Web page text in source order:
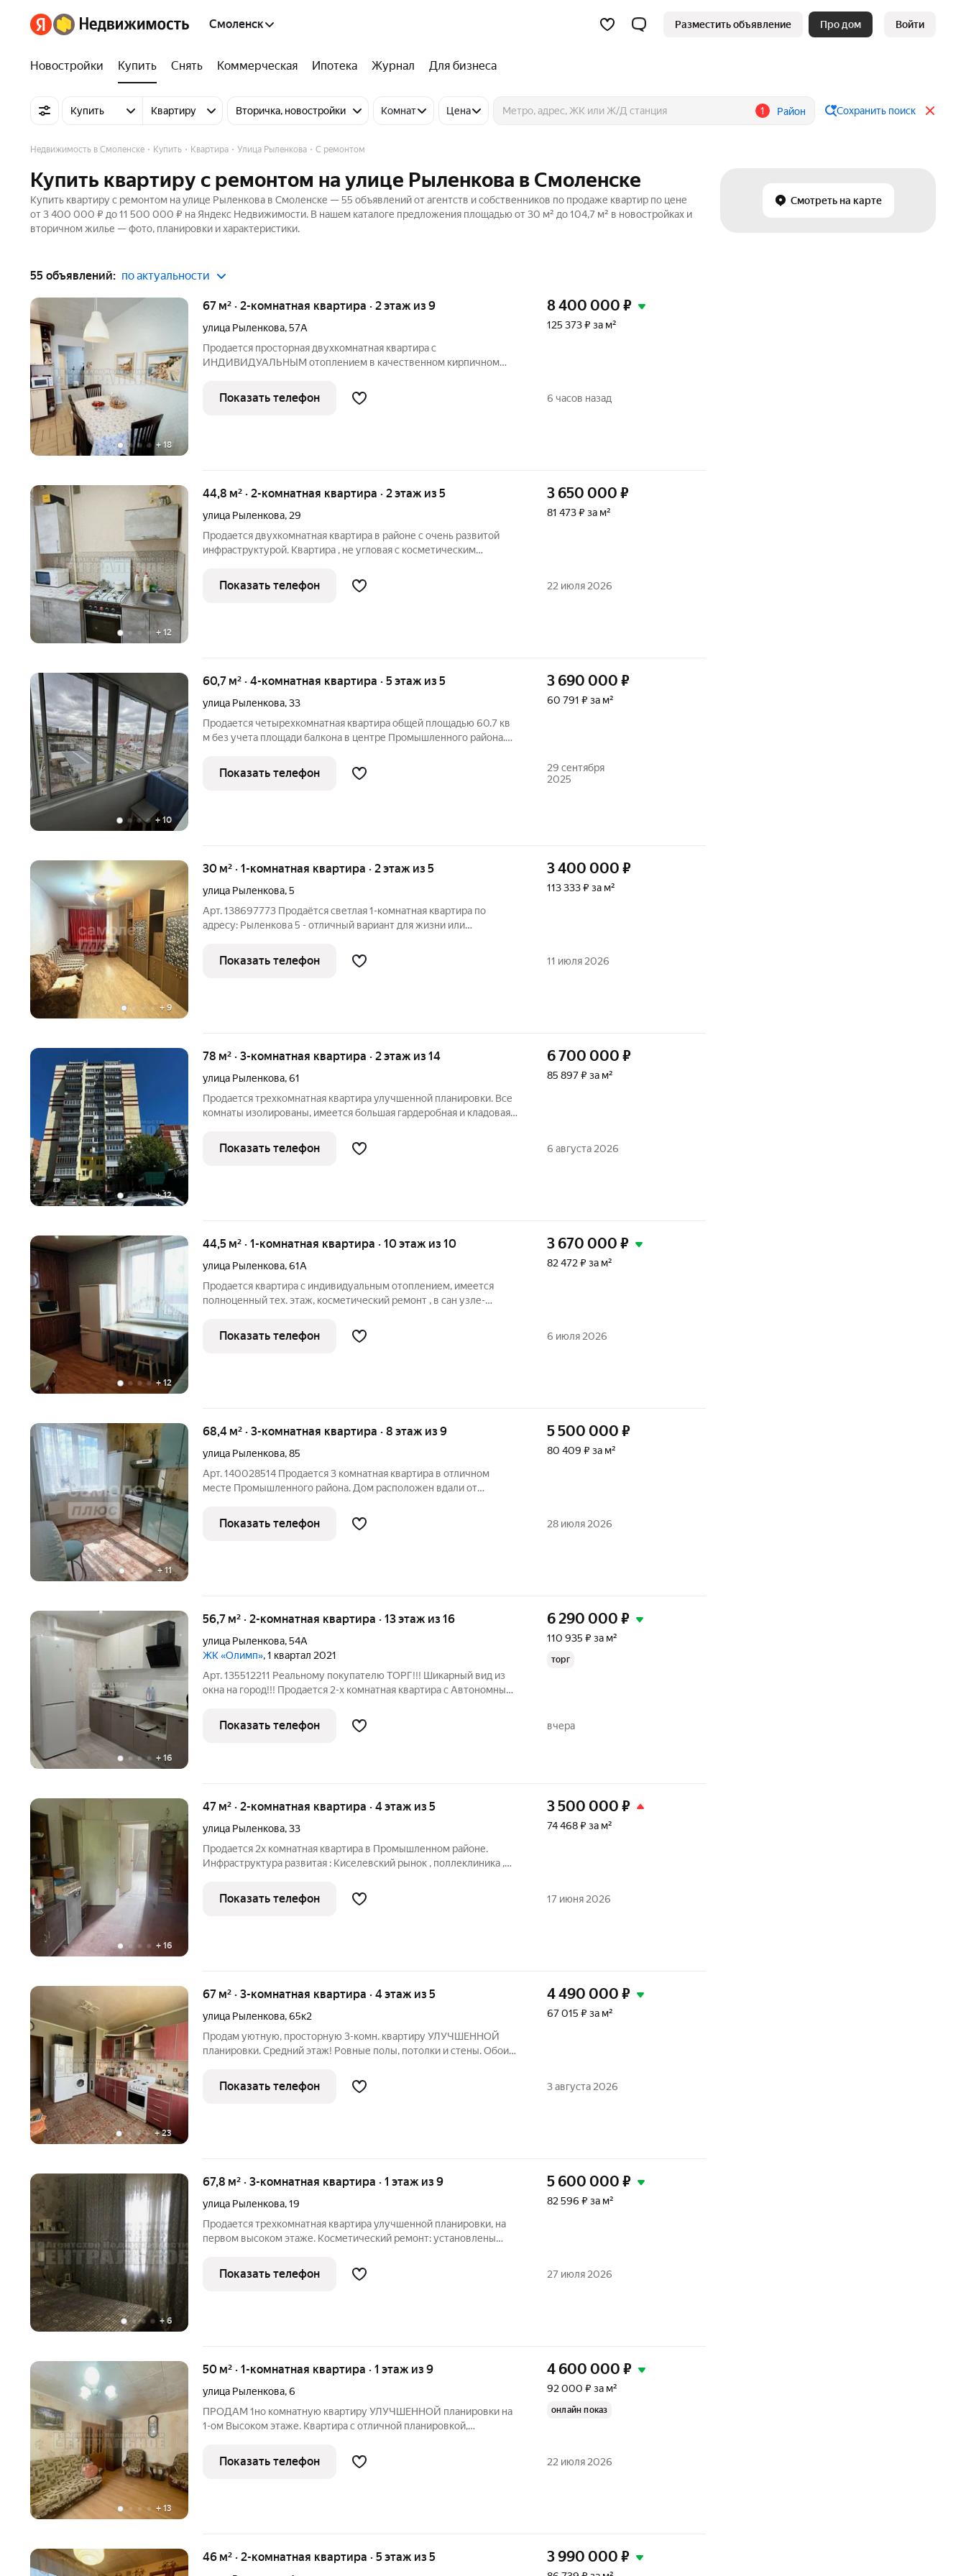
Смоленск Разместить объявление Про дом Войти
Новостройки Купить Снять Коммерческая Ипотека Журнал Для бизнеса
Купить Квартиру Вторичка, новостройки Комнат Цена 1 Район Сохранить поиск
Смотреть на карте
Недвижимость в Смоленске Купить Квартира Улица Рыленкова С ремонтом
Купить квартиру с ремонтом на улице Рыленкова в Смоленске
Купить квартиру с ремонтом на улице Рыленкова в Смоленске — 55 объявлений от агентств и собственников по продаже квартир по цене
от 3 400 000 ₽ до 11 500 000 ₽ на Яндекс Недвижимости. В нашем каталоге предложения площадью от 30 м² до 104,7 м² в новостройках и
вторичном жилье — фото, планировки и характеристики.
55 объявлений: по актуальности
+18
67 м² · 2-комнатная квартира · 2 этаж из 9
улица Рыленкова,57А
Продается просторная двухкомнатная квартира с
ИНДИВИДУАЛЬНЫМ отоплением в качественном кирпичном
качественный ремонт. Санузел и пол в кухне выполнен из плитки.
В комнатах и прихожей -
8 400 000 ₽
125 373 ₽ за м²
Показать телефон 6 часов назад
+ 12
44,8 м² · 2-комнатная квартира · 2 этаж из 5
улица Рыленкова, 29
Продается двухкомнатная квартира в районе с очень развитой
инфраструктурой. Квартира , не угловая с косметическим
изолированные, раздельный сан/узел ,балкон застеклен. При
продаже остается: кухня и
3 650 000 ₽
81 473 ₽ за м²
Показать телефон 22 июля 2026
+ 10
60,7 м² · 4-комнатная квартира · 5 этаж из 5
улица Рыленкова,33
Продается четырехкомнатная квартира общей площадью 60.7 кв
м без учета площади балкона в центре Промышленного района.
санузел. Застекленный балкон. Отличный вариант для большой
семьи. Общий
3 690 000 ₽
60 791 ₽ за м²
Показать телефон
29 сентября
2025
+ 9
30 м² · 1-комнатная квартира · 2 этаж из 5
улица Рыленкова,5
Арт. 138697773 Продаётся светлая 1-комнатная квартира по
адресу: Рыленкова 5 - отличный вариант для жизни или
расположена на 2 этаже 5-этажного. Жилая площадь 18 кв.м, кухня
6 кв.м.
3 400 000 ₽
113 333 ₽ за м²
Показать телефон 11 июля 2026
+12
78 м² · 3-комнатная квартира · 2 этаж из 14
улица Рыленкова,61
Продается трехкомнатная квартира улучшенной планировки. Все
комнаты изолированы, имеется большая гардеробная и кладовая.
отштукатурены и покрашены стены. Новые стеклопакеты. Во всех
комнатах, кроме
6 700 000 ₽
85 897 ₽ за м²
Показать телефон 6 августа 2026
+12
44,5 м² · 1-комнатная квартира · 10 этаж из 10
улица Рыленкова,61А
Продается квартира с индивидуальным отоплением, имеется
полноценный тех. этаж, косметический ремонт , в сан узле-
3 670 000 ₽
82 472 ₽ за м²
Показать телефон 6 июля 2026
+11
68,4 м² · 3-комнатная квартира · 8 этаж из 9
улица Рыленкова,85
Арт. 140028514 Продается 3 комнатная квартира в отличном
месте Промышленного района. Дом расположен вдали от
№ 37, два детских сада, детская поликлиника, транспорт, сетевые
магазины "
5 500 000 ₽
80 409 ₽ за м²
Показать телефон 28 июля 2026
+ 16
56,7 м² · 2-комнатная квартира · 13 этаж из 16
улица Рыленкова,54А
ЖК «Олимп», 1 квартал 2021
Арт. 135512211 Реальному покупателю ТОРГ!!! Шикарный вид из
окна на город!!! Продается 2-х комнатная квартира с Автономным
ремонтом и мебельюкомнаты раздельные большая прихожая не
угловая
6 290 000 ₽
110 935 ₽ за м²
торг
Показать телефон вчера
+ 16
47 м² · 2-комнатная квартира · 4 этаж из 5
улица Рыленкова,33
Продается 2х комнатная квартира в Промышленном районе.
Инфраструктура развитая : Киселевский рынок , поллеклиника ,
автобуса ) хорошая транспортная развязка во все точки н.
Смоленска ,
3 500 000 ₽
74 468 ₽ за м²
Показать телефон 17 июня 2026
+23
67 м² · 3-комнатная квартира · 4 этаж из 5
улица Рыленкова,65к2
Продам уютную, просторную 3-комн. квартиру УЛУЧШЕННОЙ
планировки. Средний этаж! Ровные полы, потолки и стены. Обои
замена радиаторов системы отопления. Раздельный санузел.
Ванная в плитке
4 490 000 ₽
67 015 ₽ за м²
Показать телефон 3 августа 2026
+6
67,8 м² · 3-комнатная квартира · 1 этаж из 9
улица Рыленкова,19
Продается трехкомнатная квартира улучшенной планировки, на
первом высоком этаже. Косметический ремонт: установлены
подогревом) , натяжные потолки, санузел в плитке, установлены
счетчики
5 600 000 ₽
82 596 ₽ за м²
Показать телефон 27 июля 2026
+ 13
50 м² · 1-комнатная квартира · 1 этаж из 9
улица Рыленкова,6
ПРОДАМ 1но комнатную квартиру УЛУЧШЕННОЙ планировки на
1-ом Высоком этаже. Квартира с отличной планировкой,
ЛОДЖИЯ. Отдельный тамбур только на эту квартиру. Развитая
инфраструктура: рядом много
4 600 000 ₽
92 000 ₽ за м²
онлайн показ
Показать телефон 22 июля 2026
46 м² · 2-комнатная квартира · 5 этаж из 5 3 990 000 ₽